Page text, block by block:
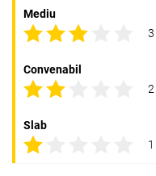
Mediu
Convenabil
Slab